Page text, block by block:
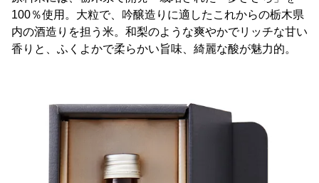
100％使用。大粒で、吟醸造りに適したこれからの栃木県
内の酒造りを担う米。和梨のような爽やかでリッチな甘い
香りと、ふくよかで柔らかい旨味、綺麗な酸が魅力的。